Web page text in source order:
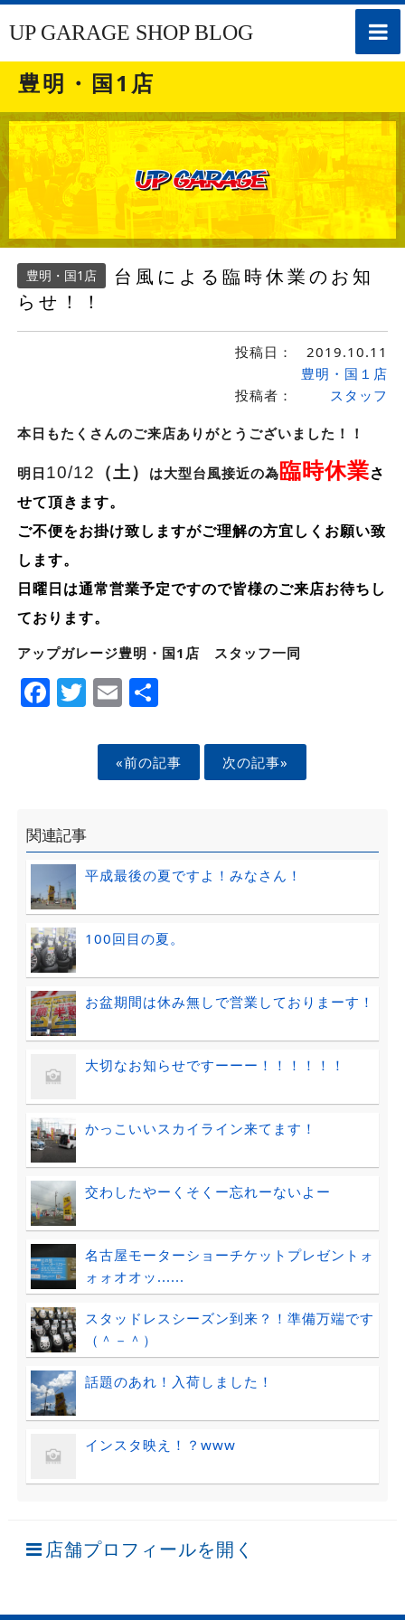
toggle
UP GARAGE SHOP BLOG
豊明・国1店
豊明・国1店
台風による臨時休業のお知
らせ！！
投稿日： 2019.10.11
投稿者：
豊明・国１店
スタッフ
本日もたくさんのご来店ありがとうございました！！
明日 10/12 （土） は大型台風接近の為 臨時休業さ
せて頂きます。
ご不便をお掛け致しますがご理解の方宜しくお願い致
します。
日曜日は通常営業予定ですので皆様のご来店お待ちし
ております。
アップガレージ豊明・国1店 スタッフ一同
Facebook
Twitter
EmailShare
«前の記事 次の記事»
関連記事
平成最後の夏ですよ！みなさん！
100回目の夏。
お盆期間は休み無しで営業しておりまーす！
大切なお知らせですーーー！！！！！！
かっこいいスカイライン来てます！
交わしたやーくそくー忘れーないよー
名古屋モーターショーチケットプレゼントォ
ォォオオッ......
スタッドレスシーズン到来？！準備万端です
（＾－＾）
話題のあれ！入荷しました！
インスタ映え！？www
店舗プロフィールを開く